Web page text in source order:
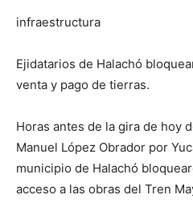
infraestructura
Ejidatarios de Halachó
venta y pago de tierras.
Horas antes de la gira de hoy
Manuel López Obrador por
municipio de Halachó
acceso a las obras del Tren